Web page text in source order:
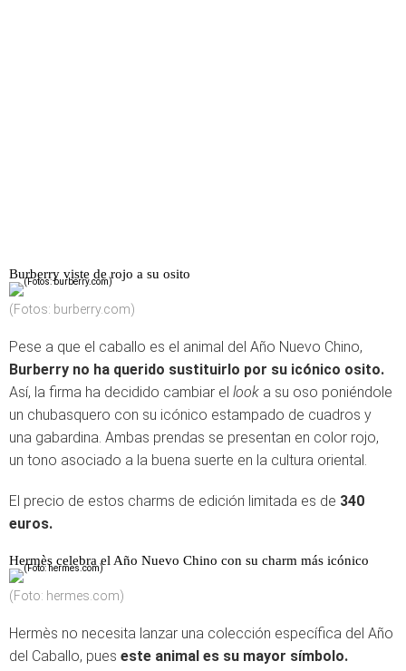
Burberry viste de rojo a su osito
(Fotos: burberry.com)
Pese a que el caballo es el animal del Año Nuevo Chino,
Burberry no ha querido sustituirlo por su icónico osito.
Así, la firma ha decidido cambiar el look a su oso poniéndole
un chubasquero con su icónico estampado de cuadros y
una gabardina. Ambas prendas se presentan en color rojo,
un tono asociado a la buena suerte en la cultura oriental.
El precio de estos charms de edición limitada es de 340
euros.
Hermès celebra el Año Nuevo Chino con su charm más icónico
(Foto: hermes.com)
Hermès no necesita lanzar una colección específica del Año
del Caballo, pues este animal es su mayor símbolo.